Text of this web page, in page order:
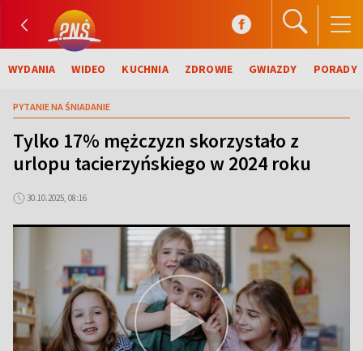
WYDANIA WIDEO KUCHNIA ZDROWIE GWIAZDY PORADY
PYTANIE NA ŚNIADANIE
Tylko 17% mężczyzn skorzystało z
urlopu tacierzyńskiego w 2024 roku
30.10.2025, 08:16